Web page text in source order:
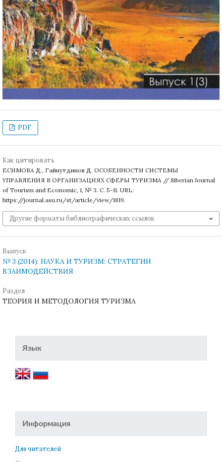
PDF
Как цитировать
ЕСИМОВА Д., Гайнутдинов Д. ОСОБЕННОСТИ СИСТЕМЫ
УПРАВЛЕНИЯ В ОРГАНИЗАЦИЯХ СФЕРЫ ТУРИЗМА // Siberian Journal
of Tourism and Economic, 1, № 3. С. 5-11. URL:
https://journal.asu.ru/st/article/view/1819.
Другие форматы библиографических ссылок
Выпуск
№ 3 (2014): НАУКА И ТУРИЗМ: СТРАТЕГИИ
ВЗАИМОДЕЙСТВИЯ
Раздел
ТЕОРИЯ И МЕТОДОЛОГИЯ ТУРИЗМА
Язык
Информация
Для читателей